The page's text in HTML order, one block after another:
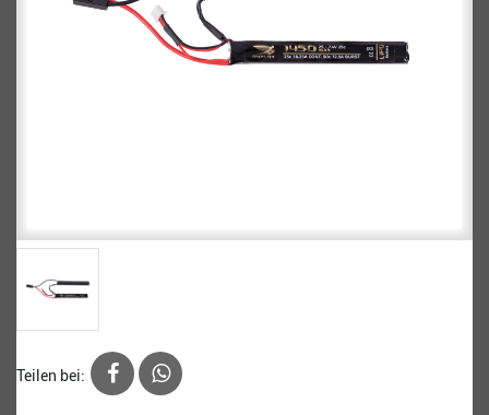
Teilen bei: